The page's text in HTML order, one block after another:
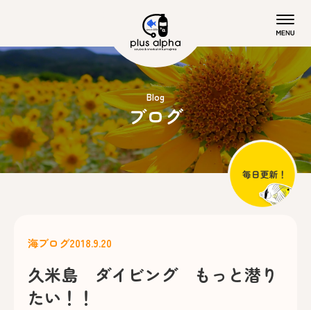
Blog
ブログ
海ブログ2018.9.20
久米島 ダイビング もっと潜り
たい！！